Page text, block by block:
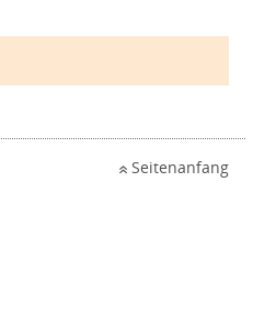
Seitenanfang